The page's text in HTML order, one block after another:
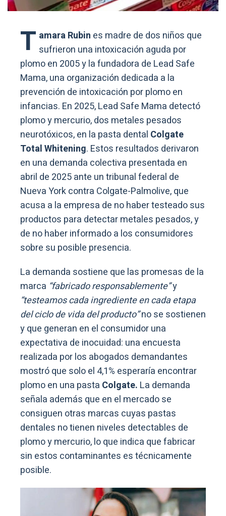
T amara Rubin es madre de dos niños que
sufrieron una intoxicación aguda por
plomo en 2005 y la fundadora de Lead Safe
Mama, una organización dedicada a la
prevención de intoxicación por plomo en
infancias. En 2025, Lead Safe Mama detectó
plomo y mercurio, dos metales pesados
neurotóxicos, en la pasta dental Colgate
Total Whitening. Estos resultados derivaron
en una demanda colectiva presentada en
abril de 2025 ante un tribunal federal de
Nueva York contra Colgate-Palmolive, que
acusa a la empresa de no haber testeado sus
productos para detectar metales pesados, y
de no haber informado a los consumidores
sobre su posible presencia.
La demanda sostiene que las promesas de la
marca “fabricado responsablemente”y
“testeamos cada ingrediente en cada etapa
del ciclo de vida del producto”no se sostienen
y que generan en el consumidor una
expectativa de inocuidad: una encuesta
realizada por los abogados demandantes
mostró que solo el 4,1% esperaría encontrar
plomo en una pasta Colgate. La demanda
señala además que en el mercado se
consiguen otras marcas cuyas pastas
dentales no tienen niveles detectables de
plomo y mercurio, lo que indica que fabricar
sin estos contaminantes es técnicamente
posible.